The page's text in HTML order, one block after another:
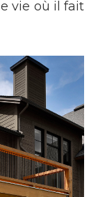
vie où il fait